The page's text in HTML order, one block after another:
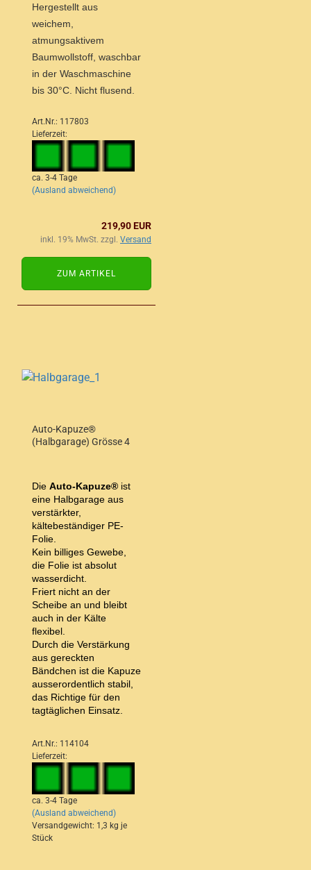
Hergestellt aus
weichem,
atmungsaktivem
Baumwollstoff, waschbar
in der Waschmaschine
bis 30°C. Nicht flusend.
Art.Nr.: 117803
Lieferzeit:
ca. 3-4 Tage
(Ausland abweichend)
219,90 EUR
inkl. 19% MwSt. zzgl. Versand
ZUM ARTIKEL
Auto-Kapuze®
(Halbgarage) Grösse 4
Die Auto-Kapuze® ist
eine Halbgarage aus
verstärkter,
kältebeständiger PE-
Folie.
Kein billiges Gewebe,
die Folie ist absolut
wasserdicht.
Friert nicht an der
Scheibe an und bleibt
auch in der Kälte
flexibel.
Durch die Verstärkung
aus gereckten
Bändchen ist die Kapuze
ausserordentlich stabil,
das Richtige für den
tagtäglichen Einsatz.
Art.Nr.: 114104
Lieferzeit:
ca. 3-4 Tage
(Ausland abweichend)
Versandgewicht: 1,3 kg je
Stück